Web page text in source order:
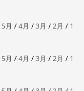
5月 / 4月 / 3月 / 2月 / 1
5月 / 4月 / 3月 / 2月 / 1